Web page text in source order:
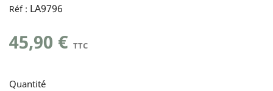
Réf : LA9796
45,90 € TTC
Quantité